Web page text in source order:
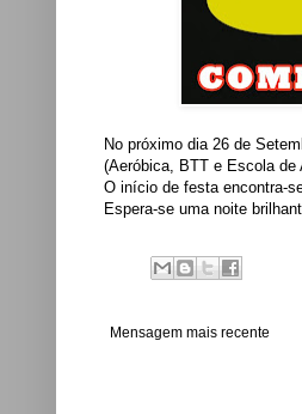
No próximo dia 26 de
(Aeróbica, BTT e Escola de
O início de festa encontra-
Espera-se uma noite
Mensagem mais recente